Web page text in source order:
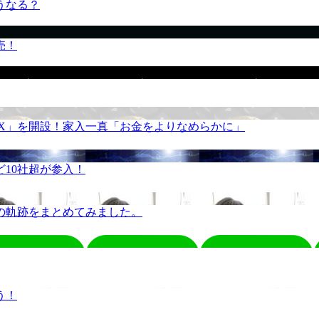
なる？
を開設！家入一真「お金をよりなめらかに」
社超が参入！
跡をまとめてみました。